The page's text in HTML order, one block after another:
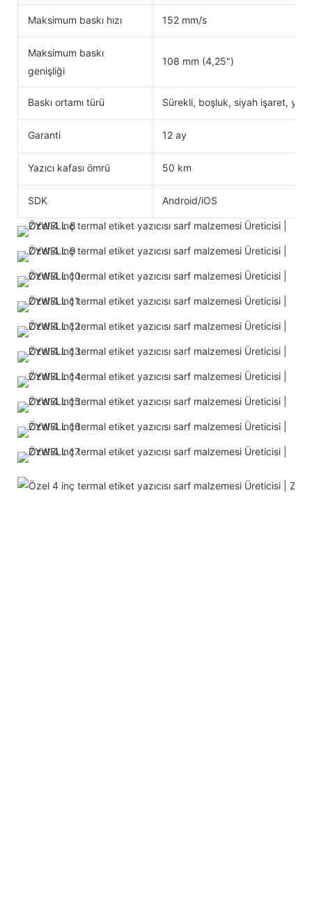
Maksimum baskı hızı 152 mm/s
Maksimum baskı
genişliği
108 mm (4,25")
Baskı ortamı türü Sürekli, boşluk, siyah işaret,
Garanti 12 ay
Yazıcı kafası ömrü 50 km
SDK Android/iOS